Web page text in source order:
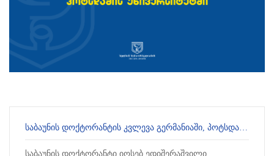
ᲡᲐᲑᲐᲣᲜᲘᲡ ᲓᲝᲥᲢᲝᲠᲐᲜᲢᲘᲡ ᲙᲕᲚᲔᲕᲐ ᲒᲔᲠᲛᲐᲜᲘᲐᲨᲘ, ᲞᲝᲢᲡᲓᲐᲛᲘᲡ ᲣᲜᲘᲕᲔᲠᲡᲘᲢᲔᲢᲨᲘ
საბაუნის დოქტორანტი იოსებ ედიშერაშვილი